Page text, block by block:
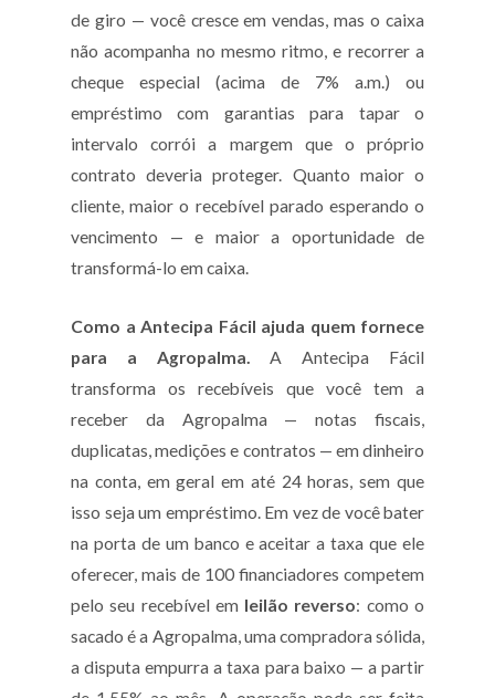
de giro — você cresce em vendas, mas o caixa
não acompanha no mesmo ritmo, e recorrer a
cheque especial (acima de 7% a.m.) ou
empréstimo com garantias para tapar o
intervalo corrói a margem que o próprio
contrato deveria proteger. Quanto maior o
cliente, maior o recebível parado esperando o
vencimento — e maior a oportunidade de
transformá-lo em caixa.
Como a Antecipa Fácil ajuda quem fornece
para a Agropalma. A Antecipa Fácil
transforma os recebíveis que você tem a
receber da Agropalma — notas fiscais,
duplicatas, medições e contratos — em dinheiro
na conta, em geral em até 24 horas, sem que
isso seja um empréstimo. Em vez de você bater
na porta de um banco e aceitar a taxa que ele
oferecer, mais de 100 financiadores competem
pelo seu recebível em leilão reverso: como o
sacado é a Agropalma, uma compradora sólida,
a disputa empurra a taxa para baixo — a partir